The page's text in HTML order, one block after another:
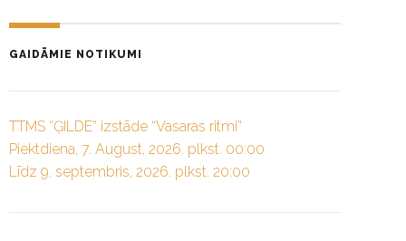
GAIDĀMIE NOTIKUMI
TTMS “ĢILDE” izstāde “Vasaras ritmi”
Piektdiena, 7. August, 2026. plkst. 00:00
Līdz 9. septembris, 2026. plkst. 20:00